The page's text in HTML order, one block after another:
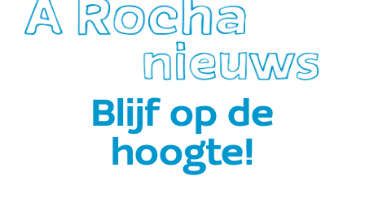
Toevoegen aan kalender
A Rocha Assen
Blijf op de
hoogte!